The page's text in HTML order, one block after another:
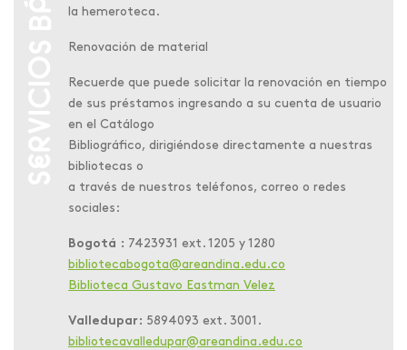
la hemeroteca.
Renovación de material
Recuerde que puede solicitar la renovación en tiempo
de sus préstamos ingresando a su cuenta de usuario
en el Catálogo
Bibliográfico, dirigiéndose directamente a nuestras
bibliotecas o
a través de nuestros teléfonos, correo o redes
sociales:
Bogotá : 7423931 ext. 1205 y 1280
bibliotecabogota@areandina.edu.co
Biblioteca Gustavo Eastman Velez
Valledupar: 5894093 ext. 3001.
bibliotecavalledupar@areandina.edu.co